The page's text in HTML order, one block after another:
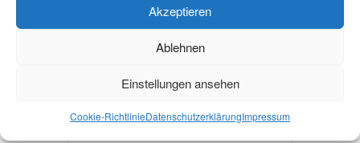
Akzeptieren
Ablehnen
Einstellungen ansehen
Cookie-RichtlinieDatenschutzerklärungImpressum